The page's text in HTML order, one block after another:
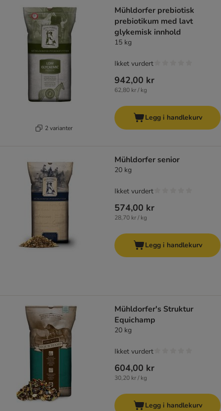
2 varianter
Mühldorfer prebiotisk
prebiotikum med lavt
glykemisk innhold
15 kg
942,00 kr
62,80 kr / kg
Ikket vurdert
Legg i handlekurv
Mühldorfer senior
20 kg
574,00 kr
28,70 kr / kg
Ikket vurdert
Legg i handlekurv
Mühldorfer's Struktur
Equichamp
20 kg
604,00 kr
30,20 kr / kg
Ikket vurdert
Legg i handlekurv